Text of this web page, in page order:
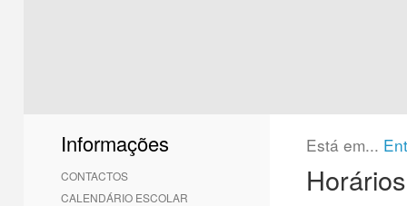
Informações
CONTACTOS
CALENDÁRIO ESCOLAR
Está em...